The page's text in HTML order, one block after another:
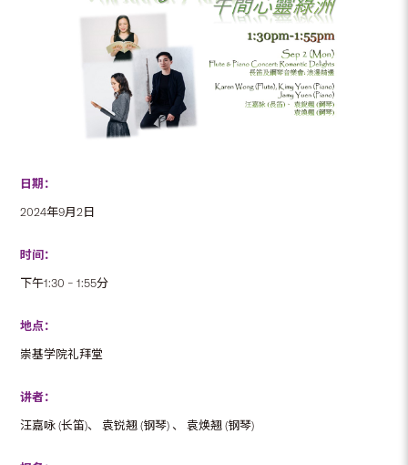
日期：
2024年9月2日
时间：
下午1:30 – 1:55分
地点：
崇基学院礼拜堂
讲者：
汪嘉咏 (长笛)、 袁锐翘 (钢琴) 、 袁焕翘 (钢琴)